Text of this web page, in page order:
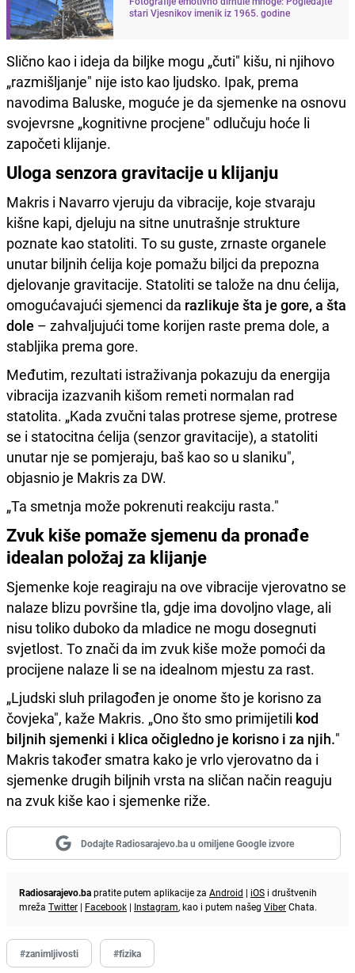
stari Vjesnikov imenik iz 1965. godine
Slično kao i ideja da biljke mogu „čuti" kišu, ni njihovo
„razmišljanje" nije isto kao ljudsko. Ipak, prema
navodima Baluske, moguće je da sjemenke na osnovu
svojevrsne „kognitivne procjene" odlučuju hoće li
započeti klijanje.
Uloga senzora gravitacije u klijanju
Makris i Navarro vjeruju da vibracije, koje stvaraju
kišne kapi, djeluju na sitne unutrašnje strukture
poznate kao statoliti. To su guste, zrnaste organele
unutar biljnih ćelija koje pomažu biljci da prepozna
djelovanje gravitacije. Statoliti se talože na dnu ćelija,
omogućavajući sjemenci da razlikuje šta je gore, a šta
dole – zahvaljujući tome korijen raste prema dole, a
stabljika prema gore.
Međutim, rezultati istraživanja pokazuju da energija
vibracija izazvanih kišom remeti normalan rad
statolita. „Kada zvučni talas protrese sjeme, protrese
se i statocitna ćelija (senzor gravitacije), a statoliti
unutar nje se pomjeraju, baš kao so u slaniku",
objasnio je Makris za DW.
„Ta smetnja može pokrenuti reakciju rasta."
Zvuk kiše pomaže sjemenu da pronađe
idealan položaj za klijanje
Sjemenke koje reagiraju na ove vibracije vjerovatno se
nalaze blizu površine tla, gdje ima dovoljno vlage, ali
nisu toliko duboko da mladice ne mogu dosegnuti
svjetlost. To znači da im zvuk kiše može pomoći da
procijene nalaze li se na idealnom mjestu za rast.
„Ljudski sluh prilagođen je onome što je korisno za
čovjeka", kaže Makris. „Ono što smo primijetili kod
biljnih sjemenki i klica očigledno je korisno i za njih."
Makris također smatra kako je vrlo vjerovatno da i
sjemenke drugih biljnih vrsta na sličan način reaguju
na zvuk kiše kao i sjemenke riže.
Dodajte Radiosarajevo.ba u omiljene Google izvore
Radiosarajevo.bapratite putem aplikacije za Android | iOS i društvenih
mreža Twitter | Facebook | Instagram, kao i putem našeg ViberChata.
#zanimljivosti #fizika